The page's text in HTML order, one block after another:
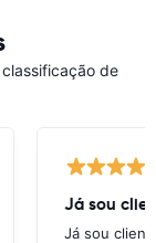
de
Já sou
Já sou